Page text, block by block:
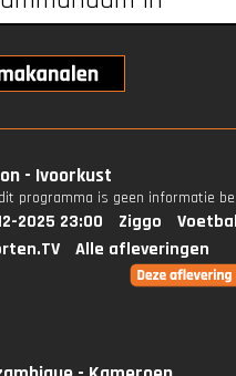
- Ivoorkust
programma is geen informatie
2025 23:00 Ziggo
Alle afleveringen